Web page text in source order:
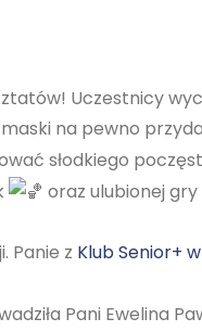
Uczestnicy
na pewno
słodkiego
oraz ulubionej gry
Panie z Klub Senior+
Pani Ewelina